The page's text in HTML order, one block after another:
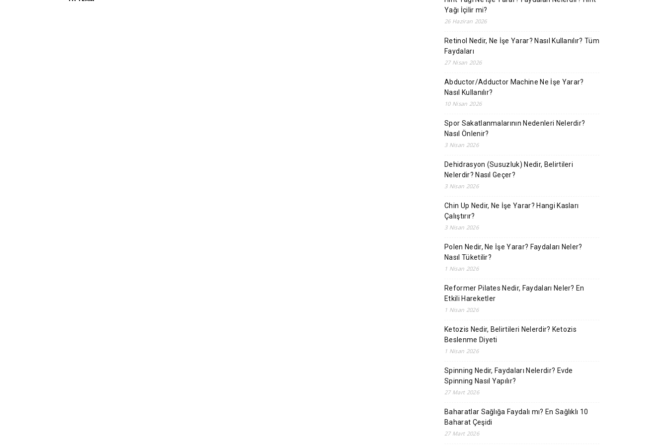
Yağı İçilir mi?
26 Haziran 2026
Retinol Nedir, Ne İşe Yarar? Nasıl Kullanılır? Tüm
Faydaları
27 Nisan 2026
Abductor/Adductor Machine Ne İşe Yarar?
Nasıl Kullanılır?
10 Nisan 2026
Spor Sakatlanmalarının Nedenleri Nelerdir?
Nasıl Önlenir?
3 Nisan 2026
Dehidrasyon (Susuzluk) Nedir, Belirtileri
Nelerdir? Nasıl Geçer?
3 Nisan 2026
Chin Up Nedir, Ne İşe Yarar? Hangi Kasları
Çalıştırır?
3 Nisan 2026
Polen Nedir, Ne İşe Yarar? Faydaları Neler?
Nasıl Tüketilir?
1 Nisan 2026
Reformer Pilates Nedir, Faydaları Neler? En
Etkili Hareketler
1 Nisan 2026
Ketozis Nedir, Belirtileri Nelerdir? Ketozis
Beslenme Diyeti
1 Nisan 2026
Spinning Nedir, Faydaları Nelerdir? Evde
Spinning Nasıl Yapılır?
27 Mart 2026
Baharatlar Sağlığa Faydalı mı? En Sağlıklı 10
Baharat Çeşidi
27 Mart 2026